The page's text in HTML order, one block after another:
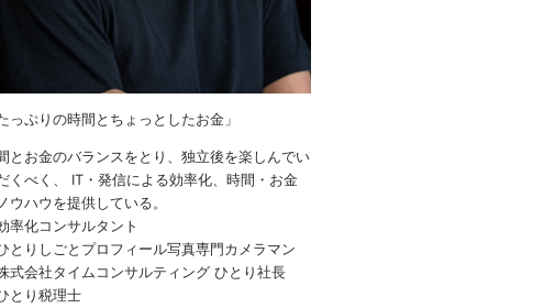
っぷりの時間とちょっとしたお金」
とお金のバランスをとり、独立後を楽しんでい
くべく、 IT・発信による効率化、時間・お金
ウハウを提供している。
率化コンサルタント
とりしごとプロフィール写真専門カメラマン
式会社タイムコンサルティング ひとり社長
とり税理士